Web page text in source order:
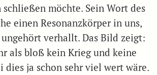
schließen möchte. Sein Wort des
einen Resonanzkörper in uns,
verhallt. Das Bild zeigt:
als bloß kein Krieg und keine
dies ja schon sehr viel wert wäre.